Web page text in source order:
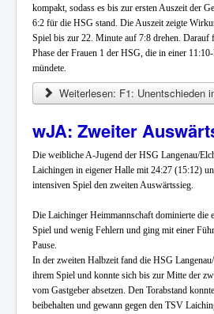
kompakt, sodass es bis zur ersten Auszeit der
6:2 für die HSG stand. Die Auszeit zeigte
Spiel bis zur 22. Minute auf 7:8 drehen. Darauf
Phase der Frauen 1 der HSG, die in einer
mündete.
Weiterlesen: F1: Unentschieden
wJA: Zweiter
Die weibliche A-Jugend der HSG Langenau/
Laichingen in eigener Halle mit 24:27 (15:12)
intensiven Spiel den zweiten Auswärtssieg.
Die Laichinger Heimmannschaft dominierte die
Spiel und wenig Fehlern und ging mit einer
Pause.
In der zweiten Halbzeit fand die HSG
ihrem Spiel und konnte sich bis zur Mitte der
vom Gastgeber absetzen. Den Torabstand
beibehalten und gewann gegen den TSV